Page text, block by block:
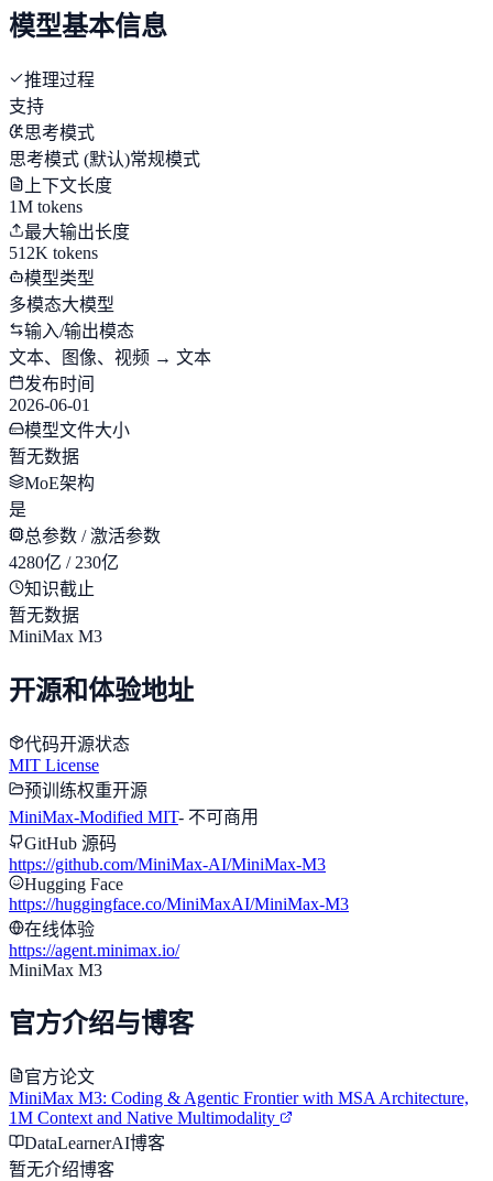
模型基本信息
推理过程
支持
思考模式
思考模式 (默认)常规模式
上下文长度
1M tokens
最大输出长度
512K tokens
模型类型
多模态大模型
输入/输出模态
文本、图像、视频 → 文本
发布时间
2026-06-01
模型文件大小
暂无数据
MoE架构
是
总参数 / 激活参数
4280亿 / 230亿
知识截止
暂无数据
MiniMax M3
开源和体验地址
代码开源状态
MIT License
预训练权重开源
MiniMax-Modified MIT- 不可商用
GitHub 源码
https://github.com/MiniMax-AI/MiniMax-M3
Hugging Face
https://huggingface.co/MiniMaxAI/MiniMax-M3
在线体验
https://agent.minimax.io/
MiniMax M3
官方介绍与博客
官方论文
MiniMax M3: Coding & Agentic Frontier with MSA Architecture,
1M Context and Native Multimodality
DataLearnerAI博客
暂无介绍博客